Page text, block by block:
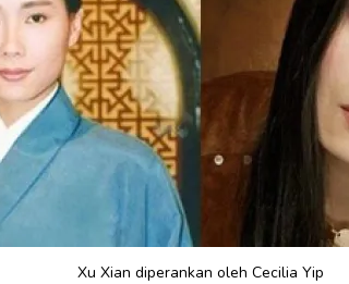
Xu Xian diperankan oleh Cecilia Yip